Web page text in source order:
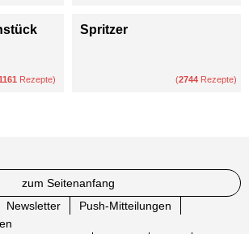
Rezepte)
Spritzer
(2744 Rezepte)
zum Seitenanfang
Newsletter
Push-Mitteilungen